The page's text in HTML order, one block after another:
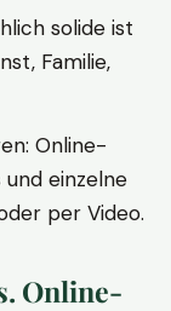
solide ist
Familie,
Online-
einzelne
per Video.
Online-